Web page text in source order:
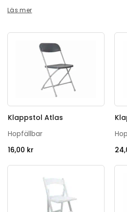
konferensstolar, chiavari stolar,
perfekt för bröllop.»
Läs mer
Klappstol Atlas
Hopfällbar
16,00 kr